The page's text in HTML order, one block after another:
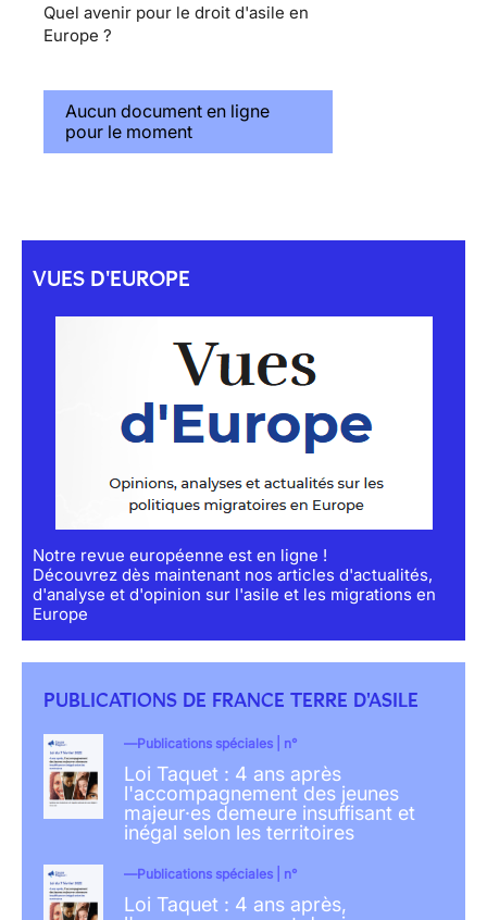
Quel avenir pour le droit d'asile en
Europe ?
Aucun document en ligne
pour le moment
VUES D'EUROPE
Notre revue européenne est en ligne !
Découvrez dès maintenant nos articles d'actualités,
d'analyse et d'opinion sur l'asile et les migrations en
Europe
PUBLICATIONS DE FRANCE TERRE D'ASILE
Publications spéciales | n°
Loi Taquet : 4 ans après
l'accompagnement des jeunes
majeur·es demeure insuffisant et
inégal selon les territoires
Publications spéciales | n°
Loi Taquet : 4 ans après,